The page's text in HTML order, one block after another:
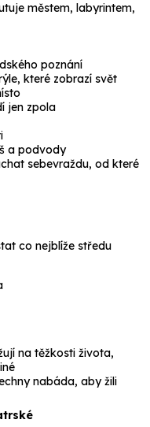
městem, labyrintem,
poznání
které zobrazí svět
jen zpola
a podvody
sebevraždu, od které
co nejblíže středu
na těžkosti života,
nabáda, aby žili